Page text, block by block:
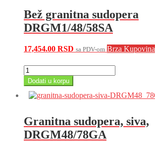
Bež granitna sudopera
DRGM1/48/58SA
17,454.00 RSD sa PDV-om Brza Kupovina
Bež
granitna
sudopera
DRGM1/48/58SA
Dodati u korpu
Granitna sudopera, siva,
DRGM48/78GA